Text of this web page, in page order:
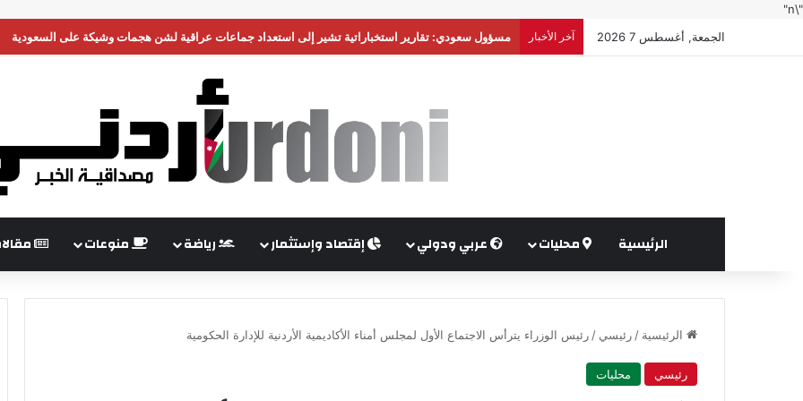
"\n"
الجمعة, أغسطس 7 2026
آخر الأخبار أوغندا توافق على نشر وحدة من جيشها في غزة
الرئيسية محليات عربي ودولي إقتصاد وإستثمار رياضة منوعات
الرئيسية / رئيسي / رئيس الوزراء يترأس الاجتماع الأول لمجلس أمناء الأكاديمية الأردنية للإدارة الحكومية
رئيسي محليات